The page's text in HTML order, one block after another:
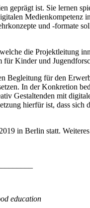
geprägt ist. Sie lernen
Medienkompetenz
und -formate
die Projektleitung
Kinder und
Begleitung für den
In der Konkretion
Gestaltenden mit
hierfür ist, dass
in Berlin statt.
education